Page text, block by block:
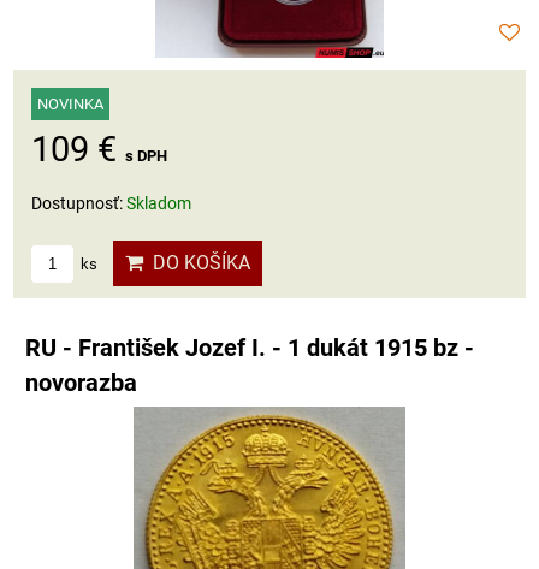
NOVINKA
109 € s DPH
Dostupnosť:Skladom
ks DO KOŠÍKA
RU - František Jozef I. - 1 dukát 1915 bz -
novorazba